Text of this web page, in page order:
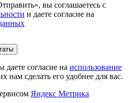
вы соглашаетесь с
и даете согласие на
согласие на использование
нам сделать его удобнее для вас.
Яндекс Метрика